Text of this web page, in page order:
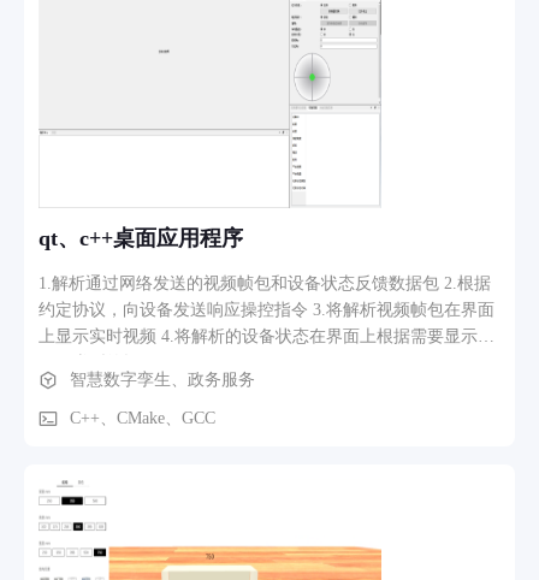
可广泛应用于个人创作、商业设计、文创产品等多个场景，为
用户提供高效、便捷、专业的数字绘画解决方案。
qt、c++桌面应用程序
1.解析通过网络发送的视频帧包和设备状态反馈数据包 2.根据
约定协议，向设备发送响应操控指令 3.将解析视频帧包在界面
上显示实时视频 4.将解析的设备状态在界面上根据需要显示成
智慧数字孪生、政务服务
C++、CMake、GCC